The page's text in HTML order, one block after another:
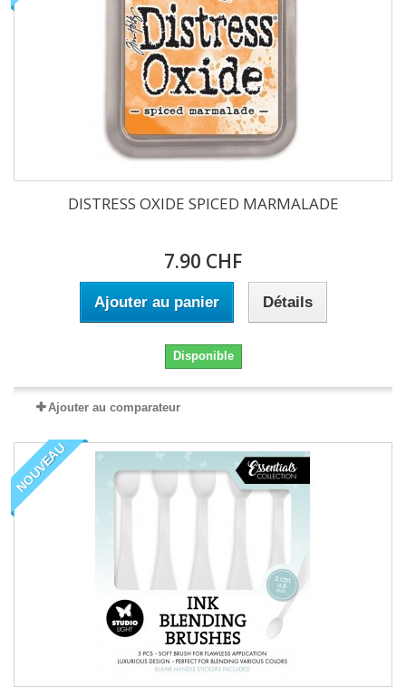
DISTRESS OXIDE SPICED MARMALADE
7.90 CHF
Ajouter au panier Détails
Disponible
Ajouter au comparateur
NOUVEAU